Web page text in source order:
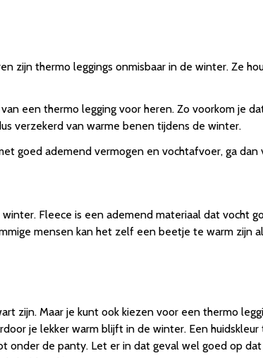
zijn thermo leggings onmisbaar in de winter. Ze
een thermo legging voor heren. Zo voorkom je
verzekerd van warme benen tijdens de winter.
goed ademend vermogen en vochtafvoer, ga dan
Fleece is een ademend materiaal dat vocht
mensen kan het zelf een beetje te warm zijn
zijn. Maar je kunt ook kiezen voor een thermo
je lekker warm blijft in de winter. Een huidskleur
de panty. Let er in dat geval wel goed op